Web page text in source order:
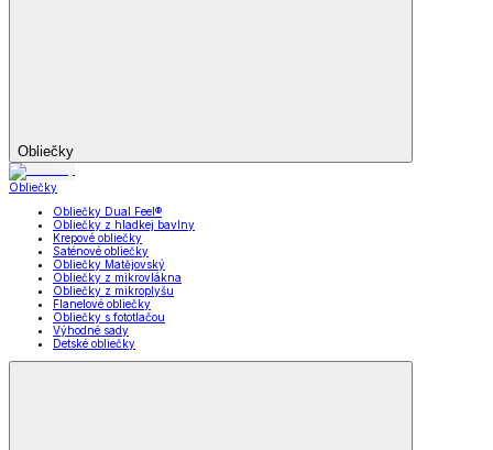
Obliečky
Obliečky
Obliečky Dual Feel®
Obliečky z hladkej bavlny
Krepové obliečky
Saténové obliečky
Obliečky Matějovský
Obliečky z mikrovlákna
Obliečky z mikroplyšu
Flanelové obliečky
Obliečky s fototlačou
Výhodné sady
Detské obliečky